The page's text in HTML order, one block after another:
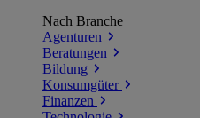
Nach Branche
Agenturen
Beratungen
Bildung
Konsumgüter
Finanzen